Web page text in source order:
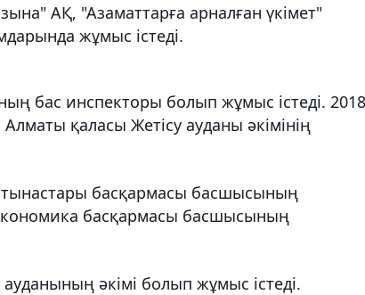
АҚ, "Азаматтарға арналған үкімет"
жұмыс істеді.
бас инспекторы болып жұмыс істеді. 2018
қаласы Жетісу ауданы әкімінің
басқармасы басшысының
басқармасы басшысының
әкімі болып жұмыс істеді.